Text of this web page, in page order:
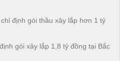
định gói thầu xây lắp hơn 1 tỷ
gói xây lắp 1,8 tỷ đồng tại Bắc